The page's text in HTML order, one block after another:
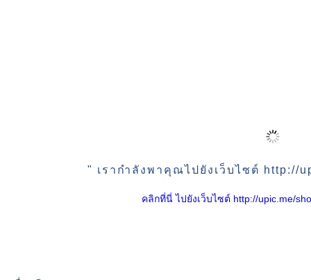
" เรากำลังพาคุณไปยังเว็บไซต์ http://
คลิกที่นี่ ไปยังเว็บไซต์ http://upic.me/